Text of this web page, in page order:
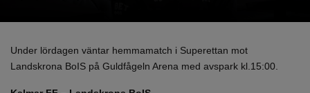
Under lördagen väntar hemmamatch i Superettan mot
Landskrona BoIS på Guldfågeln Arena med avspark kl.15:00.